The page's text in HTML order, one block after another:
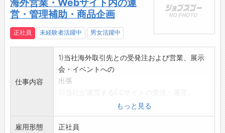
海外営業・Webサイト内の運
営・管理補助・商品企画
正社員 未経験者活躍中 男女活躍中
仕事内容
1)当社海外取引先との受発注および営業、展示
会・イベントへの
出張
商品企画、製作、自社サイト【村の鍛冶屋】の
運営、管理補助(サ
イトでの商品注文を受け、商品発送、電話の対
もっと見る
雇用形態 正社員